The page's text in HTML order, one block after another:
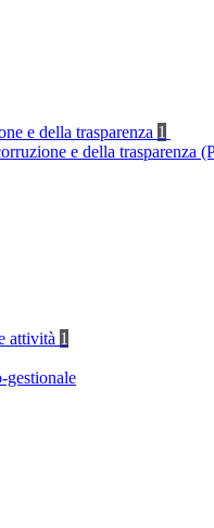
e della trasparenza 1
e della trasparenza
attività 1
gestionale